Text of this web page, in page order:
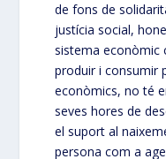
de fons de
justícia social,
sistema econòmic
produir i consumir
econòmics, no té
seves hores de
el suport al
persona com a